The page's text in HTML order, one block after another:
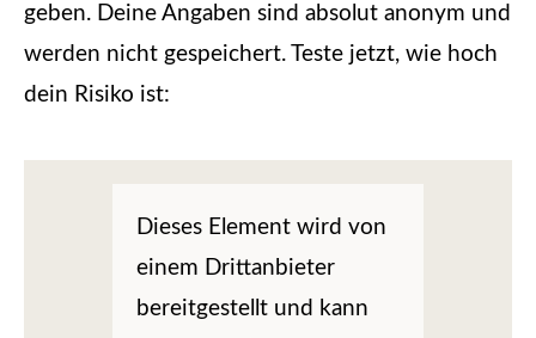
geben. Deine Angaben sind absolut anonym und
werden nicht gespeichert. Teste jetzt, wie hoch
dein Risiko ist:
Dieses Element wird von
einem Drittanbieter
bereitgestellt und kann